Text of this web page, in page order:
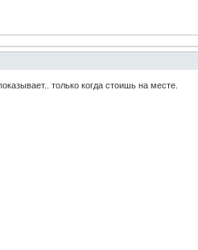
только когда стоишь на месте.